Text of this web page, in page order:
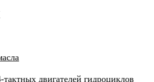
двигателей гидроциклов